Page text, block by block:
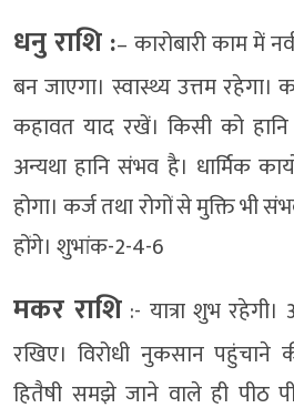
धनु राशि :– कारोबारी काम में
बन जाएगा। स्वास्थ्य उत्तम रहेगा।
कहावत याद रखें। किसी को
अन्यथा हानि संभव है। धार्मिक
होगा। कर्ज तथा रोगों से मुक्ति भी
होंगे। शुभांक-2-4-6
मकर राशि :- यात्रा शुभ
रखिए। विरोधी नुकसान
हितैषी समझे जाने वाले ही पीठ